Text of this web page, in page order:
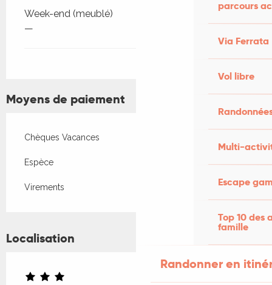
parcours
Via Ferrata
Vol libre
Multi-
Escape
Top 10 des
famille
Randonner en
Week-end (meublé)
—
Moyens de paiement
Chèques Vacances
Espèce
Virements
Localisation